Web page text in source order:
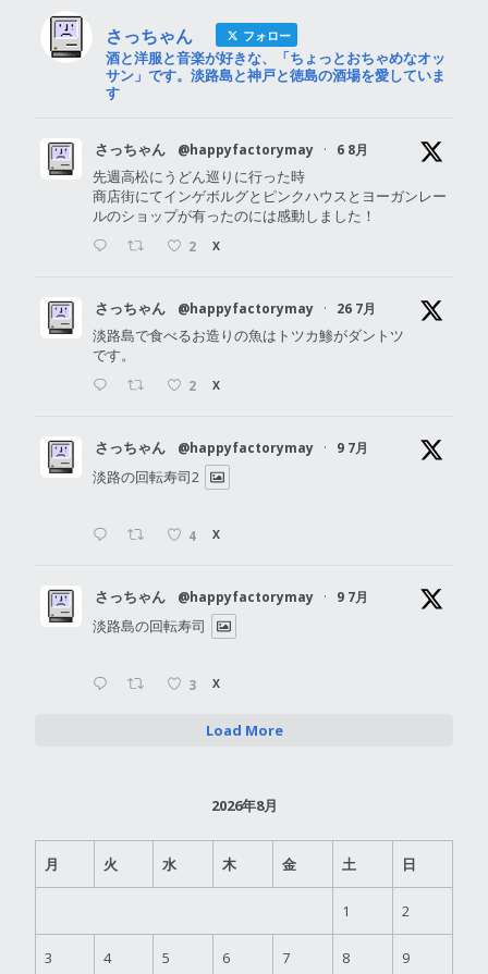
さっちゃん フォロー
酒と洋服と音楽が好きな、「ちょっとおちゃめなオッ
サン」です。淡路島と神戸と徳島の酒場を愛していま
す
さっちゃん @happyfactorymay · 6 8月
先週高松にうどん巡りに行った時
商店街にてインゲボルグとピンクハウスとヨーガンレー
ルのショップが有ったのには感動しました！
2 X
さっちゃん @happyfactorymay · 26 7月
淡路島で食べるお造りの魚はトツカ鯵がダントツ
です。
2 X
さっちゃん @happyfactorymay · 9 7月
淡路の回転寿司2
4 X
さっちゃん @happyfactorymay · 9 7月
淡路島の回転寿司
3 X
Load More
2026年8月
月 火 水 木 金 土 日
1 2
3 4 5 6 7 8 9